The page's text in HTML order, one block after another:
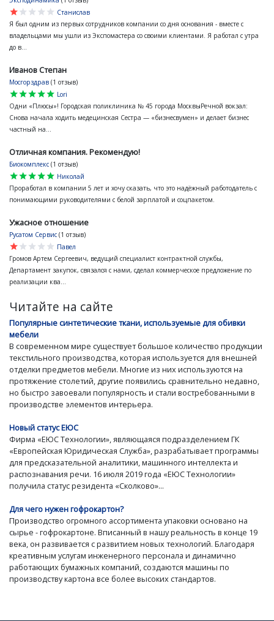
star
star
star
star
star
Станислав
Я был одним из первых сотрудников компании со дня основания - вместе с
владельцами мы ушли из Экспомастера со своими клиентами. Я работал с утра
до в...
Иванов Степан
Мосгорздрав (1 отзыв)
star
star
star
star
star
Lori
Одни «Плюсы»! Городская поликлиника № 45 города МосквыРечной вокзал:
Снова начала ходить медецинская Сестра — «бизнесвумен» и делает бизнес
частный на...
Отличная компания. Рекомендую!
Биокомплекс (1 отзыв)
star
star
star
star
star
Николай
Проработал в компании 5 лет и хочу сказать, что это надёжный работодатель с
понимающими руководителями с белой зарплатой и соцпакетом.
Ужасное отношение
Русатом Сервис (1 отзыв)
star
star
star
star
star
Павел
Громов Артем Сергеевич, ведущий специалист контрактной службы,
Департамент закупок, связался с нами, сделал коммерческое предложение по
реализации ква...
Читайте на сайте
Популярные синтетические ткани, используемые для обивки
мебели
В современном мире существует большое количество продукции
текстильного производства, которая используется для внешней
отделки предметов мебели. Многие из них используются на
протяжение столетий, другие появились сравнительно недавно,
но быстро завоевали популярность и стали востребованными в
производстве элементов интерьера.
Новый статус ЕЮС
Фирма «ЕЮС Технологии», являющаяся подразделением ГК
«Европейская Юридическая Служба», разрабатывает программы
для предсказательной аналитики, машинного интеллекта и
распознавания речи. 16 июля 2019 года «ЕЮС Технологии»
получила статус резидента «Сколково»...
Для чего нужен гофрокартон?
Производство огромного ассортимента упаковки основано на
сырье - гофрокартоне. Вписанный в нашу реальность в конце 19
века, он развивается с развитием новых технологий. Благодаря
креативным услугам инженерного персонала и динамично
работающих бумажных компаний, создаются машины по
производству картона все более высоких стандартов.